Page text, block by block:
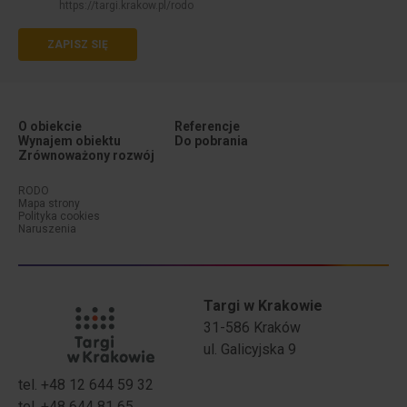
https://targi.krakow.pl/rodo
ZAPISZ SIĘ
Menu dodatkowe (stopka #1)
O obiekcie
Referencje
Wynajem obiektu
Do pobrania
Zrównoważony rozwój
Menu dodatkowe (stopka #2)
RODO
Mapa strony
Polityka cookies
Naruszenia
Targi w Krakowie
31-586 Kraków
ul. Galicyjska 9
tel. +48 12 644 59 32